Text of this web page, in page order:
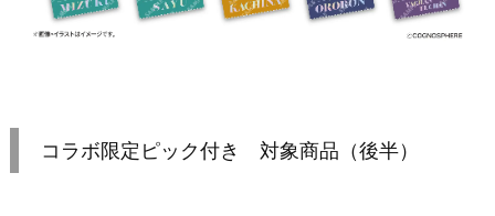
コラボ限定ピック付き 対象商品（後半）